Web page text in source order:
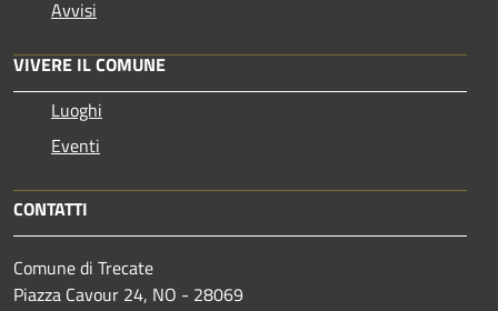
Avvisi
VIVERE IL COMUNE
Luoghi
Eventi
CONTATTI
Comune di Trecate
Piazza Cavour 24, NO - 28069